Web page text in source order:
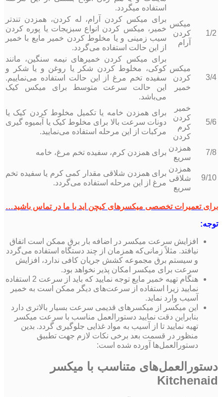
استفاده میگردد.
1/2
میکس
کردن
آرام
برای میکس کردن آرام، له کردن، همزدن تندتر
خمیر، میکس کردن انواع سبزیجات یا پوره کردن
سیب زمینی و یا مخلوط کردن خمیر مایع با خمیر
از این حالت استفاده می‌گردد.
3/4
میکس
کردن
خمیر
برای میکس کردن خمیرهای نیمه سنگین، مانند
کوکی، مخلوط کردن شکر یا روغن و یا شکر و
سفیده تخم مرغ از این حالت استفاده می‌نماییم.
این حالت سرعت متوسط برای میکس کیک
می‌باشد.
5/6
خمیر
کردن
کرم
کردن
برای همزدن خامه یا تکمیل مخلوط کردن کیک یا
دونات سرعت بالا برای مخلوط کیک یا آبمیوه گیری
مرکبات از این مرحله استفاده می‌نمایید.
7/8
همزدن
سریع
برای همزدن کرم، سفیده تخم مرغ، خامه
9/10
همزدن
شلاقی
سریع
برای همزدن شلاقی مقدار کمی کرم یا سفیده تخم
مرغ از این مرحله استفاده می‌گردد.
برای تعمیرات تخصصی میکسرهای کیچن اید با ما در تماس باشید…
توجه:
افزایش سرعت میکسر در اضافه بار برق ممکن است اتفاق
نیافتد. مثلاً زمانی‌که همزمان از چند دستگاه استفاده می‌گردد
و سیستم برق مجموعه کشش جریان کافی ندارد، افزایش
سرعت برای میکسر امکان پذیر نخواهد بود.
هنگام تهیه خمیر مایع توجه نمایید که باید از سرعت 2 استفاده
نمایید زیرا استفاده از سرعت‌های دیگر ممکن است به خمیر
آسیب وارد نماید.
این میکسر از میکسر‌های قدیمی سرعت بسیار بالاتری دارد
بنابراین دقت نمایید دستورالعمل مناسب با سرعت میکسر
تهیه نمایید تا از آسیب به مواد غذایی جلوگیری گردد. بدین
منظور در قسمت بعد برخی نکات لازم جهت تطبیق
دستورالعمل‌ها آورده شده است:
دستورالعمل‌های متناسب با میکسر
Kitchenaid